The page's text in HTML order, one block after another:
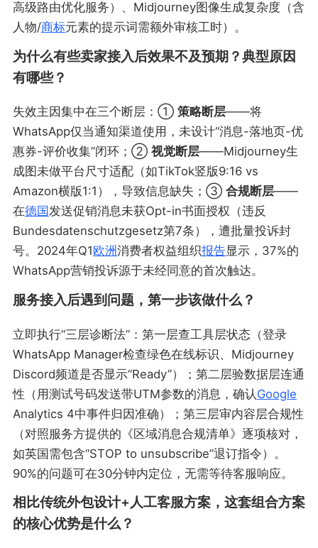
高级路由优化服务）、Midjourney图像生成复杂度（含
人物/商标元素的提示词需额外审核工时）。
为什么有些卖家接入后效果不及预期？典型原因
有哪些？
失效主因集中在三个断层：① 策略断层——将
WhatsApp仅当通知渠道使用，未设计“消息-落地页-优
惠券-评价收集”闭环；② 视觉断层——Midjourney生
成图未做平台尺寸适配（如TikTok竖版9:16 vs
Amazon横版1:1），导致信息缺失；③ 合规断层——
在德国发送促销消息未获Opt-in书面授权（违反
Bundesdatenschutzgesetz第7条），遭批量投诉封
号。2024年Q1欧洲消费者权益组织报告显示，37%的
WhatsApp营销投诉源于未经同意的首次触达。
服务接入后遇到问题，第一步该做什么？
立即执行“三层诊断法”：第一层查工具层状态（登录
WhatsApp Manager检查绿色在线标识、Midjourney
Discord频道是否显示“Ready”）；第二层验数据层连通
性（用测试号码发送带UTM参数的消息，确认 Google
Analytics 4中事件归因准确）；第三层审内容层合规性
（对照服务方提供的《区域消息合规清单》逐项核对，
如英国需包含“STOP to unsubscribe”退订指令）。
90%的问题可在30分钟内定位，无需等待客服响应。
相比传统外包设计+人工客服方案，这套组合方案
的核心优势是什么？